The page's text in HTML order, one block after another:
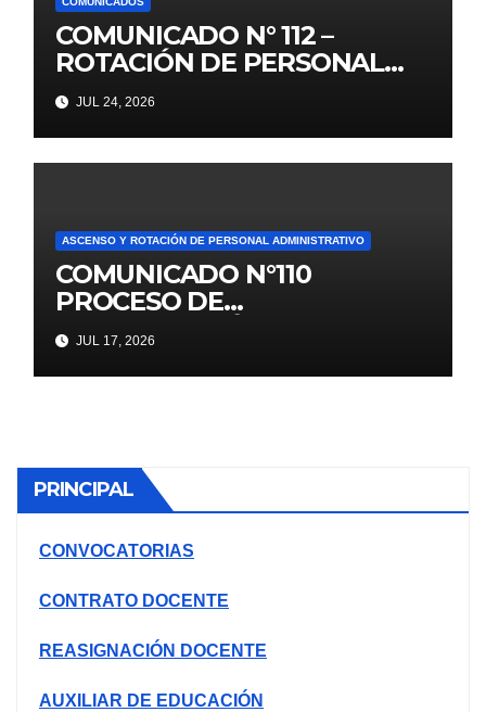
COMUNICADO N° 112 –
ROTACIÓN DE PERSONAL
ADMINISTRATIVO DL. 276
JUL 24, 2026
ASCENSO Y ROTACIÓN DE PERSONAL ADMINISTRATIVO
COMUNICADO N°110
PROCESO DE
CONTRATACIÓN DOCENTE
2026 PUBLICACIÓN DE
PLAZAS VACANTES PARA
JUL 17, 2026
PRINCIPAL
CONVOCATORIAS
CONTRATO DOCENTE
REASIGNACIÓN DOCENTE
AUXILIAR DE EDUCACIÓN